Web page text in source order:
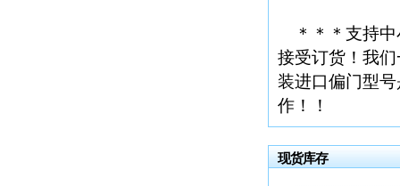
＊＊＊支持中
接受订货！我
装进口偏门型
作！！
现货库存